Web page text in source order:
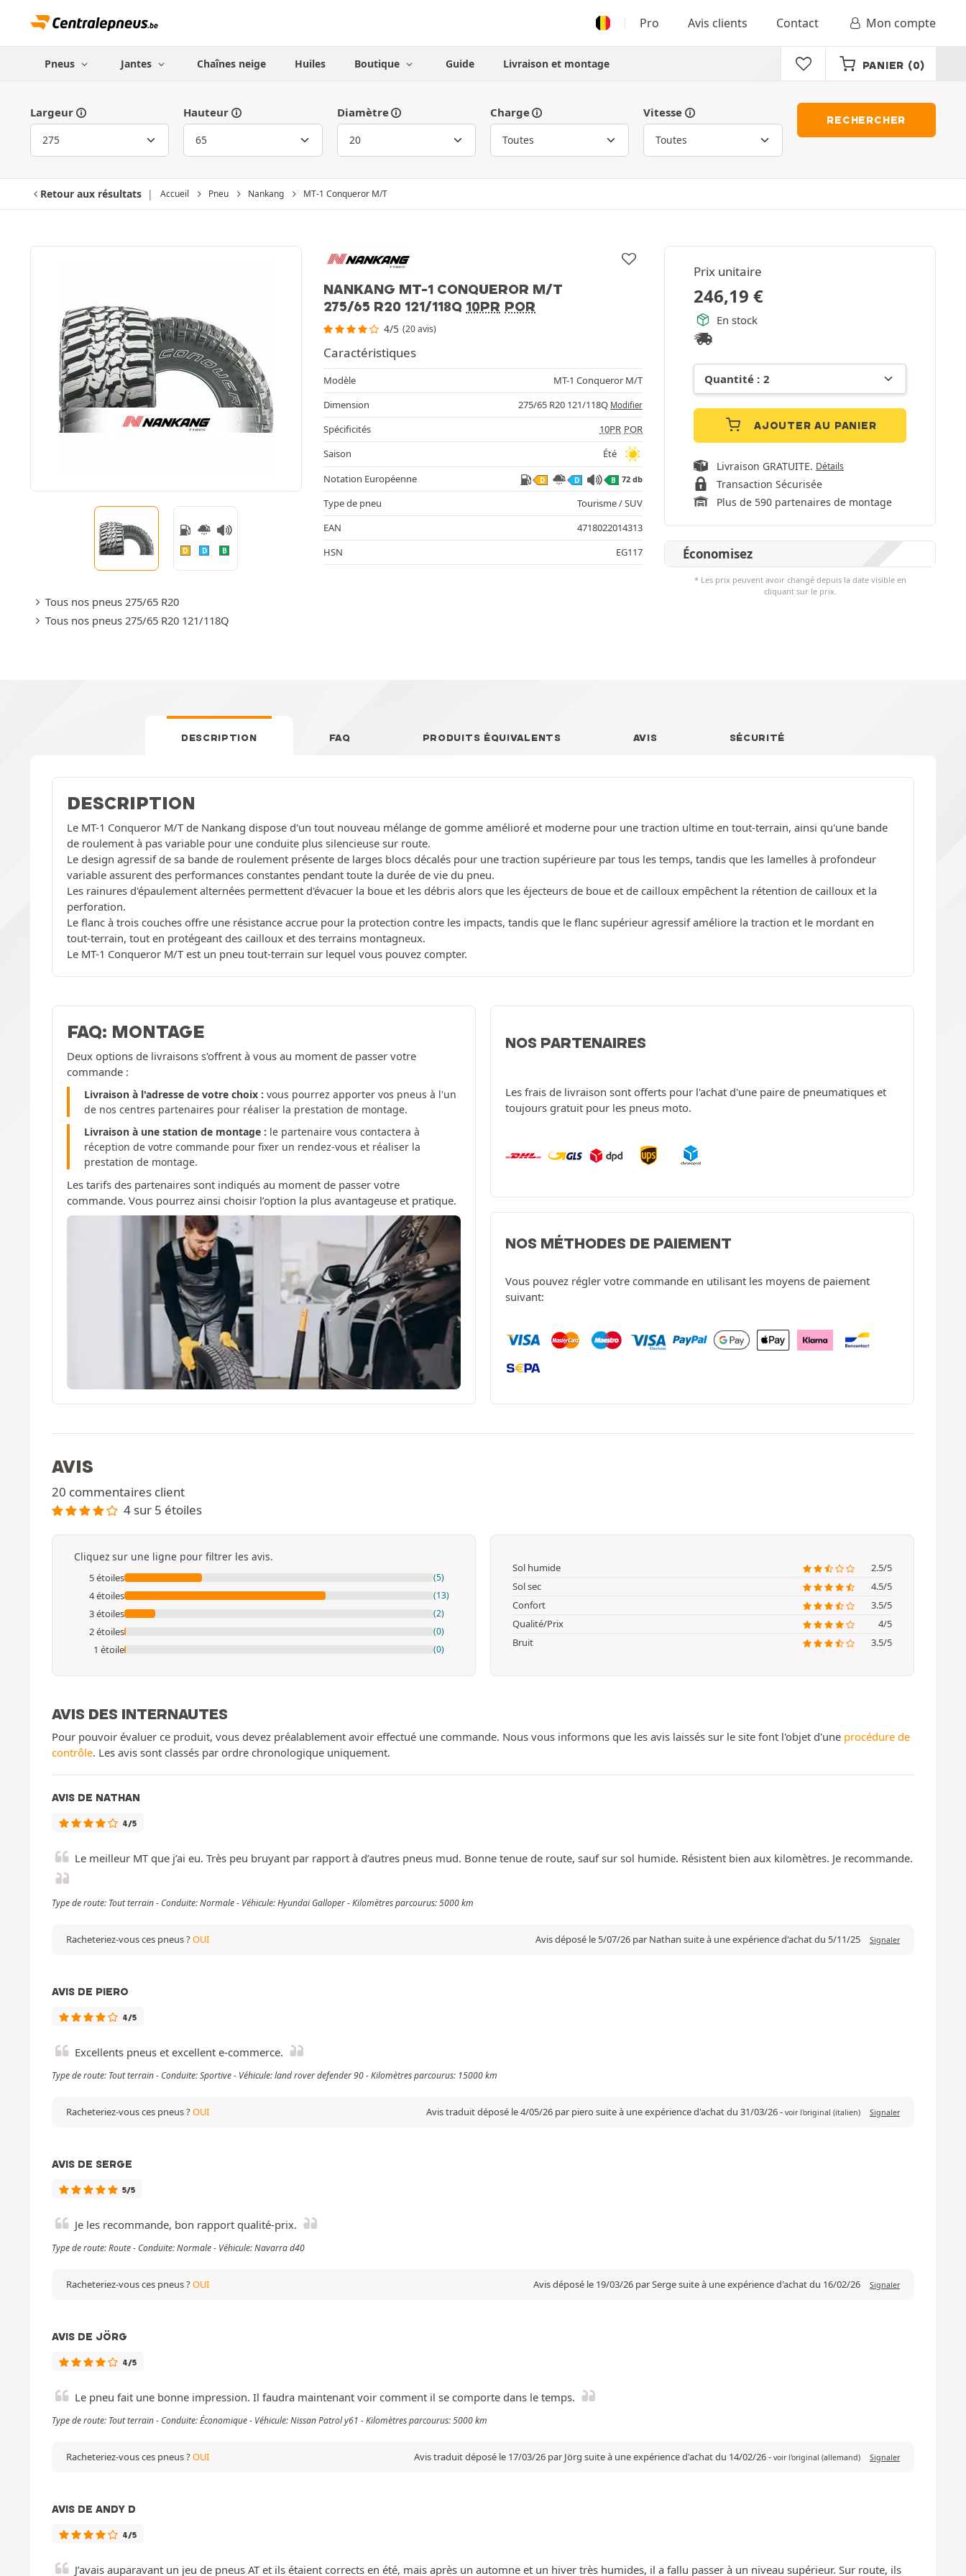
Pro Avis clients Contact Mon compte
Pneus Jantes Chaînes neige Huiles Boutique Guide Livraison et montage PANIER (0)
Largeur Hauteur Diamètre Charge Vitesse
RECHERCHER
Retour aux résultats Accueil Pneu Nankang MT-1 Conqueror M/T
NANKANG MT-1 CONQUEROR M/T
275/65 R20 121/118Q 10PR POR
4/5 (20 avis)
Nankang
275/65 R20 121/118Q
72
D D B
Tous nos pneus 275/65 R20
Tous nos pneus 275/65 R20 121/118Q
Prix unitaire
246,19 €
En stock
AJOUTER AU PANIER
Livraison GRATUITE. Détails
Transaction Sécurisée
Plus de 590 partenaires de montage
Économisez
* Les prix peuvent avoir changé depuis la date visible en
cliquant sur le prix.
Caractéristiques
Modèle
MT-1 Conqueror M/T
Dimension
275/65 R20 121/118Q Modifier
Spécificités 10PR POR
Saison
Été
Notation Européenne
D D B 72 db
Type de pneu
Tourisme / SUV
EAN
4718022014313
HSN
EG117
DESCRIPTION FAQ PRODUITS ÉQUIVALENTS AVIS SÉCURITÉ
DESCRIPTION
Le MT-1 Conqueror M/T de Nankang dispose d'un tout nouveau mélange de gomme amélioré et moderne pour une traction ultime en tout-terrain, ainsi qu'une bande
de roulement à pas variable pour une conduite plus silencieuse sur route.
Le design agressif de sa bande de roulement présente de larges blocs décalés pour une traction supérieure par tous les temps, tandis que les lamelles à profondeur
variable assurent des performances constantes pendant toute la durée de vie du pneu.
Les rainures d'épaulement alternées permettent d'évacuer la boue et les débris alors que les éjecteurs de boue et de cailloux empêchent la rétention de cailloux et la
perforation.
Le flanc à trois couches offre une résistance accrue pour la protection contre les impacts, tandis que le flanc supérieur agressif améliore la traction et le mordant en
tout-terrain, tout en protégeant des cailloux et des terrains montagneux.
Le MT-1 Conqueror M/T est un pneu tout-terrain sur lequel vous pouvez compter.
FAQ: MONTAGE
Deux options de livraisons s'offrent à vous au moment de passer votre
commande :
Livraison à l'adresse de votre choix : vous pourrez apporter vos pneus à l'un
de nos centres partenaires pour réaliser la prestation de montage.
Livraison à une station de montage : le partenaire vous contactera à
réception de votre commande pour fixer un rendez-vous et réaliser la
prestation de montage.
Les tarifs des partenaires sont indiqués au moment de passer votre
commande. Vous pourrez ainsi choisir l’option la plus avantageuse et pratique.
NOS PARTENAIRES
Les frais de livraison sont offerts pour l'achat d'une paire de pneumatiques et
toujours gratuit pour les pneus moto.
NOS MÉTHODES DE PAIEMENT
Vous pouvez régler votre commande en utilisant les moyens de paiement
suivant:
AVIS
20 commentaires client
4 sur 5 étoiles
Cliquez sur une ligne pour filtrer les avis.
5 étoiles (5)
4 étoiles (13)
3 étoiles (2)
2 étoiles (0)
1 étoile (0)
Sol humide
2.5/5
Sol sec
4.5/5
Confort
3.5/5
Qualité/Prix
4/5
Bruit
3.5/5
AVIS DES INTERNAUTES
Pour pouvoir évaluer ce produit, vous devez préalablement avoir effectué une commande. Nous vous informons que les avis laissés sur le site font l'objet d'une procédure de
contrôle. Les avis sont classés par ordre chronologique uniquement.
AVIS DE NATHAN
4/5
Le meilleur MT que j’ai eu. Très peu bruyant par rapport à d’autres pneus mud. Bonne tenue de route, sauf sur sol humide. Résistent bien aux kilomètres. Je recommande.
Type de route: Tout terrain - Conduite: Normale - Véhicule: Hyundai Galloper - Kilomètres parcourus: 5000 km
Avis déposé le 5/07/26 par Nathan suite à une expérience d'achat du 5/11/25 Signaler
Racheteriez-vous ces pneus ?OUI
AVIS DE PIERO
4/5
Excellents pneus et excellent e-commerce.
Type de route: Tout terrain - Conduite: Sportive - Véhicule: land rover defender 90 - Kilomètres parcourus: 15000 km
Avis traduit déposé le 4/05/26 par piero suite à une expérience d'achat du 31/03/26- voir l'original (italien) Signaler
Racheteriez-vous ces pneus ?OUI
AVIS DE SERGE
5/5
Je les recommande, bon rapport qualité-prix.
Type de route: Route - Conduite: Normale - Véhicule: Navarra d40
Avis déposé le 19/03/26 par Serge suite à une expérience d'achat du 16/02/26 Signaler
Racheteriez-vous ces pneus ?OUI
AVIS DE JÖRG
4/5
Le pneu fait une bonne impression. Il faudra maintenant voir comment il se comporte dans le temps.
Type de route: Tout terrain - Conduite: Économique - Véhicule: Nissan Patrol y61 - Kilomètres parcourus: 5000 km
Avis traduit déposé le 17/03/26 par Jörg suite à une expérience d'achat du 14/02/26- voir l'original (allemand) Signaler
Racheteriez-vous ces pneus ?OUI
AVIS DE ANDY D
4/5
J’avais auparavant un jeu de pneus AT et ils étaient corrects en été, mais après un automne et un hiver très humides, il a fallu passer à un niveau supérieur. Sur route, ils